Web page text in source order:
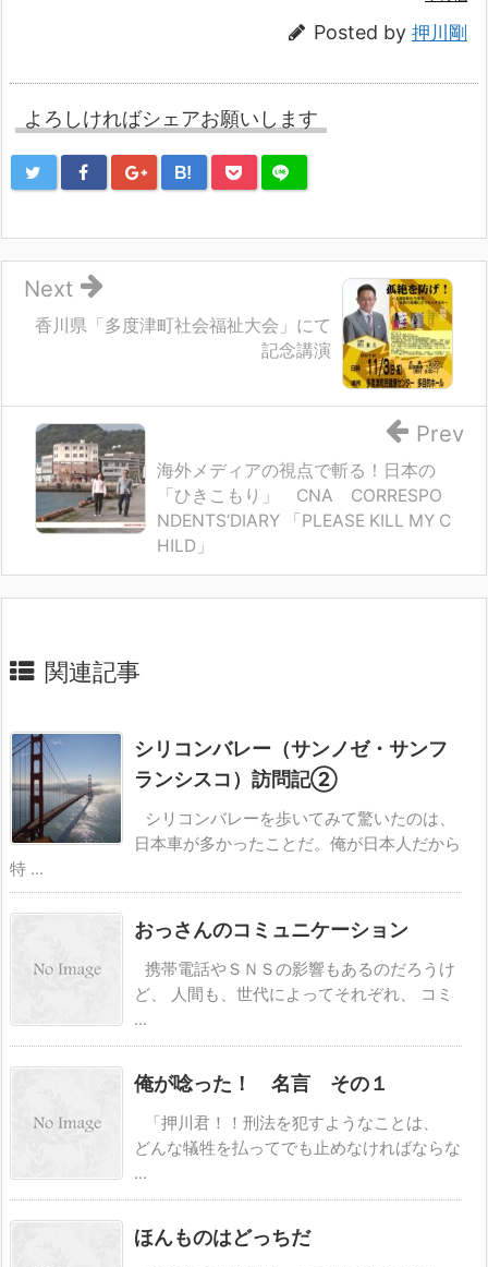
Posted by 押川剛
よろしければシェアお願いします
B!
香川県「多度津町社会福祉大会」にて
記念講演
Next
海外メディアの視点で斬る！日本の
「ひきこもり」 CNA CORRESPO
NDENTS’DIARY 「PLEASE KILL MY C
HILD」
Prev
関連記事
シリコンバレー（サンノゼ・サンフ
ランシスコ）訪問記②
シリコンバレーを歩いてみて驚いたのは、
日本車が多かったことだ。俺が日本人だから
特 ...
おっさんのコミュニケーション
携帯電話やＳＮＳの影響もあるのだろうけ
ど、 人間も、世代によってそれぞれ、 コミ
...
俺が唸った！ 名言 その１
「押川君！！刑法を犯すようなことは、
どんな犠牲を払ってでも止めなければならな
...
ほんものはどっちだ